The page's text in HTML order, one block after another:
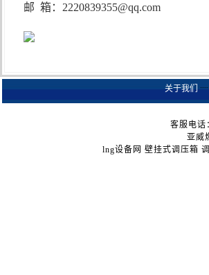
邮 箱： 2220839355@qq.com
关于我们 ┈
客服电话
亚威
lng设备网 壁挂式调压箱